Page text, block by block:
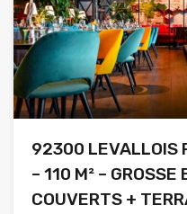
92300 LEVALLOIS
– 110 M² –
COUVERTS +